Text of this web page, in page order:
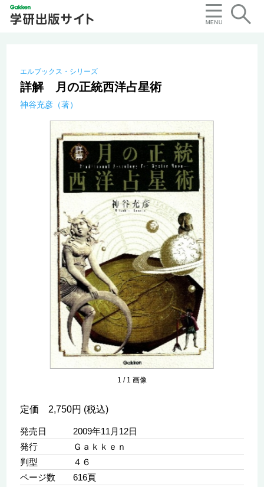
エルブックス・シリーズ
詳解 月の正統西洋占星術
神谷充彦（著）
1 / 1 画像
定価 2,750円 (税込)
発売日
2009年11月12日
発行
Ｇａｋｋｅｎ
判型
４６
ページ数
616頁